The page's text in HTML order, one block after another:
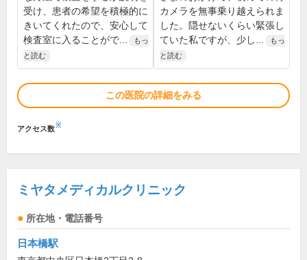
受け、患者の希望を積極的に
きいてくれたので、安心して
検査室に入ることがで...
もっ
と読む
カメラを無事乗り越えられま
した。隠せないくらい緊張し
ていた私ですが、少し...
もっ
と読む
この医院の詳細をみる
アクセス数※
ミヤタメディカルクリニック
所在地・電話番号
日本橋駅